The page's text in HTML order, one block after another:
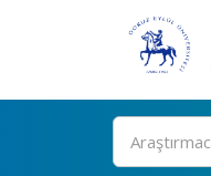
Ara